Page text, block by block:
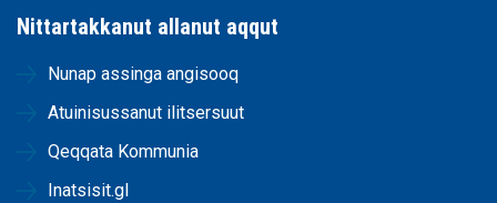
Nittartakkanut allanut aqqut
Nunap assinga angisooq
Atuinisussanut ilitsersuut
Qeqqata Kommunia
Inatsisit.gl